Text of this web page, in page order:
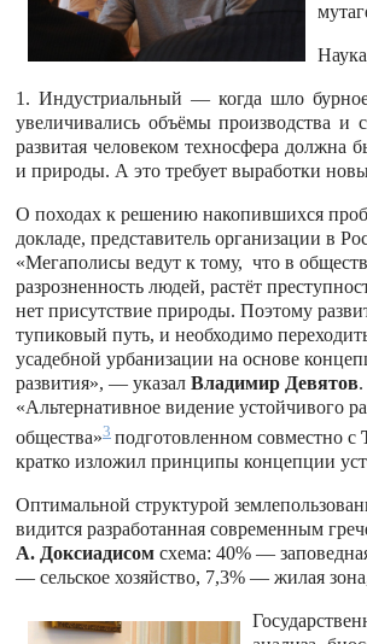
1. Индустриальный — когда шло
увеличивались объёмы производства и
развитая человеком техносфера должна
и природы. А это требует выработки
О походах к решению накопившихся
докладе, представитель организации в
«Мегаполисы ведут к тому, что в
разрозненность людей, растёт
нет присутствие природы. Поэтому
тупиковый путь, и необходимо
усадебной урбанизации на основе
развития», — указал Владимир Девятов
«Альтернативное видение устойчивого
общества»3 подготовленном совместно с
кратко изложил принципы концепции
Оптимальной структурой
видится разработанная современным
А. Доксиадисом схема: 40% —
— сельское хозяйство, 7,3% — жилая